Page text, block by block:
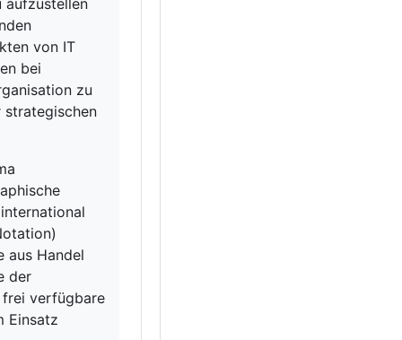
aufzustellen
von IT
bei
zu
strategischen
aus Handel
der
frei verfügbare
Einsatz